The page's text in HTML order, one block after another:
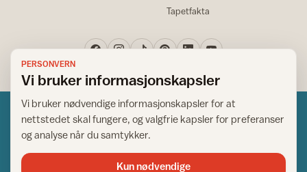
Tapetfakta
PERSONVERN
Vi bruker informasjonskapsler
Vi bruker nødvendige informasjonskapsler for at
nettstedet skal fungere, og valgfrie kapsler for preferanser
og analyse når du samtykker.
Kun nødvendige